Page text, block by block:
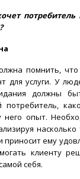
помнить, что
для услуги. У
должны
потребитель,
него опыт.
приносит ему
клиенту
себя.